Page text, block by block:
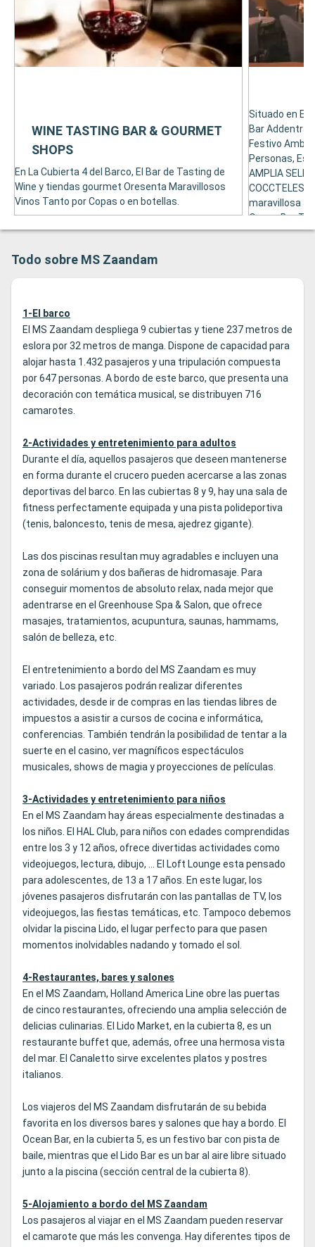
En La Cubierta 4 del Barco, El Bar de Tasting de
Wine y tiendas gourmet Oresenta Maravillosos
Vinos Tanto por Copas o en botellas.
WINE TASTING BAR & GOURMET
SHOPS
Situado en El
Bar Addentra
Festivo
Personas,
AMPLIA
COCCTELES.
maravillosa
Ocean Bar
Todo sobre MS Zaandam
1-El barco
El MS Zaandam despliega 9 cubiertas y tiene 237 metros de
eslora por 32 metros de manga. Dispone de capacidad para
alojar hasta 1.432 pasajeros y una tripulación compuesta
por 647 personas. A bordo de este barco, que presenta una
decoración con temática musical, se distribuyen 716
camarotes.
2-Actividades y entretenimiento para adultos
Durante el día, aquellos pasajeros que deseen mantenerse
en forma durante el crucero pueden acercarse a las zonas
deportivas del barco. En las cubiertas 8 y 9, hay una sala de
fitness perfectamente equipada y una pista polideportiva
(tenis, baloncesto, tenis de mesa, ajedrez gigante).
Las dos piscinas resultan muy agradables e incluyen una
zona de solárium y dos bañeras de hidromasaje. Para
conseguir momentos de absoluto relax, nada mejor que
adentrarse en el Greenhouse Spa & Salon, que ofrece
masajes, tratamientos, acupuntura, saunas, hammams,
salón de belleza, etc.
El entretenimiento a bordo del MS Zaandam es muy
variado. Los pasajeros podrán realizar diferentes
actividades, desde ir de compras en las tiendas libres de
impuestos a asistir a cursos de cocina e informática,
conferencias. También tendrán la posibilidad de tentar a la
suerte en el casino, ver magníficos espectáculos
musicales, shows de magia y proyecciones de películas.
3-Actividades y entretenimiento para niños
En el MS Zaandam hay áreas especialmente destinadas a
los niños. El HAL Club, para niños con edades comprendidas
entre los 3 y 12 años, ofrece divertidas actividades como
videojuegos, lectura, dibujo, … El Loft Lounge esta pensado
para adolescentes, de 13 a 17 años. En este lugar, los
jóvenes pasajeros disfrutarán con las pantallas de TV, los
videojuegos, las fiestas temáticas, etc. Tampoco debemos
olvidar la piscina Lido, el lugar perfecto para que pasen
momentos inolvidables nadando y tomado el sol.
4-Restaurantes, bares y salones
En el MS Zaandam, Holland America Line obre las puertas
de cinco restaurantes, ofreciendo una amplia selección de
delicias culinarias. El Lido Market, en la cubierta 8, es un
restaurante buffet que, además, ofree una hermosa vista
del mar. El Canaletto sirve excelentes platos y postres
italianos.
Los viajeros del MS Zaandam disfrutarán de su bebida
favorita en los diversos bares y salones que hay a bordo. El
Ocean Bar, en la cubierta 5, es un festivo bar con pista de
baile, mientras que el Lido Bar es un bar al aire libre situado
junto a la piscina (sección central de la cubierta 8).
5-Alojamiento a bordo del MS Zaandam
Los pasajeros al viajar en el MS Zaandam pueden reservar
el camarote que más les convenga. Hay diferentes tipos de